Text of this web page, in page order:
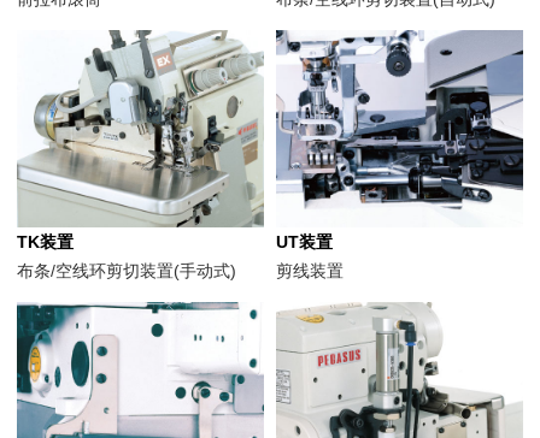
TK装置
布条/空线环剪切装置(手动式)
UT装置
剪线装置